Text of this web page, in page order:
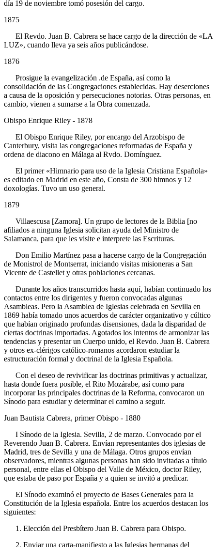
día 19 de noviembre tomó posesión del cargo.
1875
El Revdo. Juan B. Cabrera se hace cargo de la dirección de «LA
LUZ», cuando lleva ya seis años publicándose.
1876
Prosigue la evangelización .de España, así como la
consolidación de las Congregaciones establecidas. Hay deserciones
a causa de la oposición y persecuciones notorias. Otras personas, en
cambio, vienen a sumarse a la Obra comenzada.
Obispo Enrique Riley - 1878
El Obispo Enrique Riley, por encargo del Arzobispo de
Canterbury, visita las congregaciones reformadas de España y
ordena de diacono en Málaga al Rvdo. Domínguez.
El primer «Himnario para uso de la Iglesia Cristiana Española»
es editado en Madrid en este año, Consta de 300 himnos y 12
doxologías. Tuvo un uso general.
1879
Villaescusa [Zamora]. Un grupo de lectores de la Biblia [no
afiliados a ninguna Iglesia solicitan ayuda del Ministro de
Salamanca, para que les visite e interprete las Escrituras.
Don Emilio Martínez pasa a hacerse cargo de la Congregación
de Monistrol de Montserrat, iniciando visitas misioneras a San
Vicente de Castellet y otras poblaciones cercanas.
Durante los años transcurridos hasta aquí, habían continuado los
contactos entre los dirigentes y fueron convocadas algunas
Asambleas. Pero la Asamblea de Iglesias celebrada en Sevilla en
1869 había tomado unos acuerdos de carácter organizativo y cúltico
que habían originado profundas disensiones, dada la disparidad de
ciertas doctrinas importadas. Agotados los intentos de armonizar las
tendencias y presentar un Cuerpo unido, el Revdo. Juan B. Cabrera
y otros ex-clérigos católico-romanos acordaron estudiar la
estructuración formal y doctrinal de la Iglesia Española.
Con el deseo de revivificar las doctrinas primitivas y actualizar,
hasta donde fuera posible, el Rito Mozárabe, así como para
incorporar las principales doctrinas de la Reforma, convocaron un
Sínodo para estudiar y determinar el camino a seguir.
Juan Bautista Cabrera, primer Obispo - 1880
I Sínodo de la Iglesia. Sevilla, 2 de marzo. Convocado por el
Reverendo Juan B. Cabrera. Envían representantes dos iglesias de
Madrid, tres de Sevilla y una de Málaga. Otros grupos envían
observadores, mientras algunas personas han sido invitadas a título
personal, entre ellas el Obispo del Valle de México, doctor Riley,
que estaba de paso por España y a quien se invitó a predicar.
El Sínodo examinó el proyecto de Bases Generales para la
Constitución de la Iglesia española. Entre los acuerdos destacan los
siguientes:
1. Elección del Presbítero Juan B. Cabrera para Obispo.
2. Enviar una carta-manifiesto a las Iglesias hermanas del